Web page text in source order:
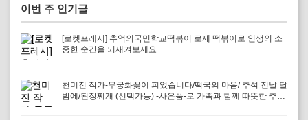
이번 주 인기글
[로켓프레시] 추억의국민학교떡볶이 로제 떡볶이로 인생의 소
중한 순간을 되새겨보세요
천미진 작가-무궁화꽃이 피었습니다/떡국의 마음/ 추석 전날 달
밤에/된장찌개 (선택가능) -사은품-로 가족과 함께 따뜻한 추억